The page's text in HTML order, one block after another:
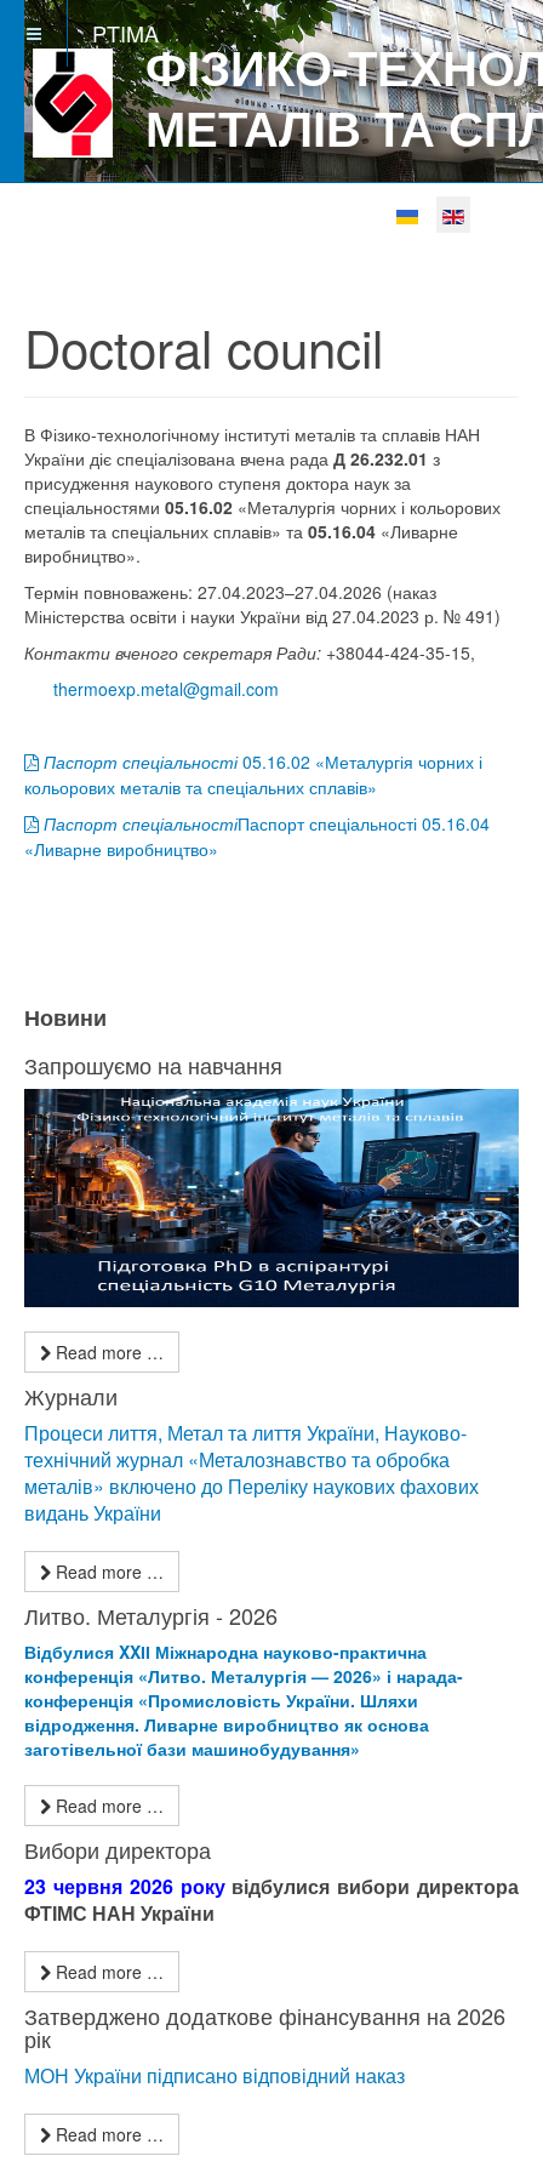
ФІЗИКО-
МЕТАЛІВ ТА
PTIMA
Select your
Doctoral council
В Фізико-технологічному інституті металів та сплавів НАН
України діє спеціалізована вчена рада Д 26.232.01 з
присудження наукового ступеня доктора наук за
спеціальностями 05.16.02 «Металургія чорних і кольорових
металів та спеціальних сплавів» та 05.16.04 «Ливарне
виробництво».
Термін повноважень: 27.04.2023–27.04.2026 (наказ
Міністерства освіти і науки України від 27.04.2023 р. № 491)
Контакти вченого секретаря Ради: +38044-424-35-15,
thermoexp.metal@gmail.com
Паспорт спеціальності05.16.02 «Металургія чорних і
кольорових металів та спеціальних сплавів»
Паспорт спеціальностіПаспорт спеціальності 05.16.04
«Ливарне виробництво»
Новини
Запрошуємо на навчання
Read more …
Журнали
Процеси лиття, Метал та лиття України, Науково-
технічний журнал «Металознавство та обробка
металів» включено до Переліку наукових фахових
видань України
Read more …
Литво. Металургія - 2026
Відбулися XXІІ Міжнародна науково-практична
конференція «Литво. Металургія — 2026» і нарада-
конференція «Промисловість України. Шляхи
відродження. Ливарне виробництво як основа
заготівельної бази машинобудування»
Read more …
Вибори директора
23 червня 2026 року відбулися вибори директора
ФТІМС НАН України
Read more …
Затверджено додаткове фінансування на 2026
рік
МОН України підписано відповідний наказ
Read more …